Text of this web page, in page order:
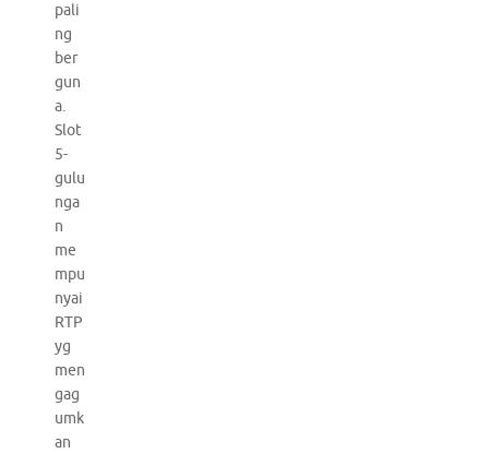
pali
ng
ber
gun
a.
Slot
5-
gulu
nga
n
me
mpu
nyai
RTP
yg
men
gag
umk
an